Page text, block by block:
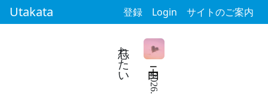
Utakata 登録 Login サイトのご案内
由ニ